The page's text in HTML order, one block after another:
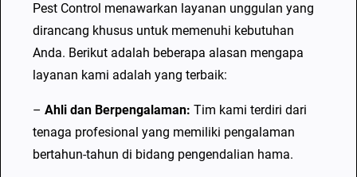
Pest Control menawarkan layanan unggulan yang
dirancang khusus untuk memenuhi kebutuhan
Anda. Berikut adalah beberapa alasan mengapa
layanan kami adalah yang terbaik:
– Ahli dan Berpengalaman: Tim kami terdiri dari
tenaga profesional yang memiliki pengalaman
bertahun-tahun di bidang pengendalian hama.